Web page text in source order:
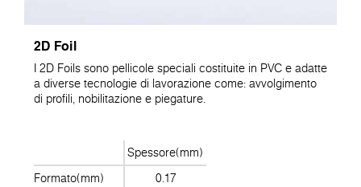
2D Foil
I 2D Foils sono pellicole speciali costituite in PVC e adatte
a diverse tecnologie di lavorazione come: avvolgimento
di profili, nobilitazione e piegature.
Spessore(mm)
Formato(mm)
0.17